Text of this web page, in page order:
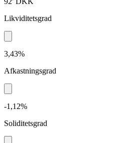
Likviditetsgrad
3,43%
Afkastningsgrad
-1,12%
Soliditetsgrad